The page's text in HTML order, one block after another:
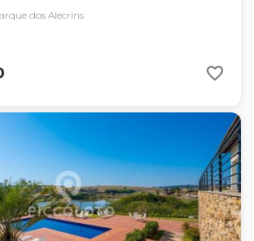
dos Alecrins